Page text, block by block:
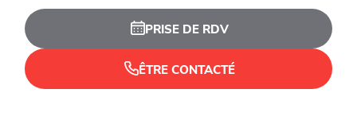
PRISE DE RDV
ÊTRE CONTACTÉ